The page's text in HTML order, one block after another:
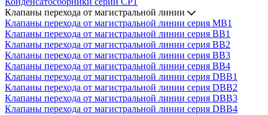
Клапаны перехода от магистральной линии
Клапаны перехода от магистральной линии серия MB1
Клапаны перехода от магистральной линии серия BB1
Клапаны перехода от магистральной линии серия BB2
Клапаны перехода от магистральной линии серия BB3
Клапаны перехода от магистральной линии серия BB4
Клапаны перехода от магистральной линии серия DBB1
Клапаны перехода от магистральной линии серия DBB2
Клапаны перехода от магистральной линии серия DBB3
Клапаны перехода от магистральной линии серия DBB4